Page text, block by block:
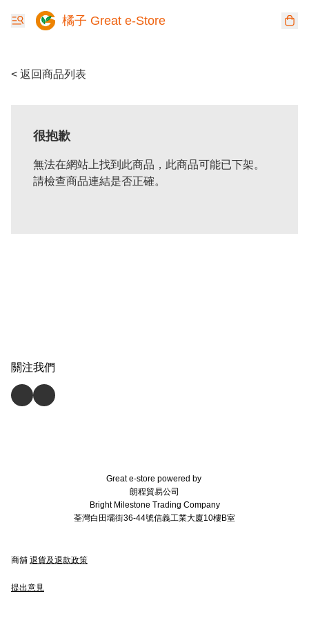
橘子 Great e-Store
< 返回商品列表
很抱歉
無法在網站上找到此商品，此商品可能已下架。
請檢查商品連結是否正確。
關注我們
Great e-store powered by
朗程貿易公司
Bright Milestone Trading Company
荃灣白田壩街36-44號信義工業大廈10樓B室
商舖 退貨及退款政策
提出意見